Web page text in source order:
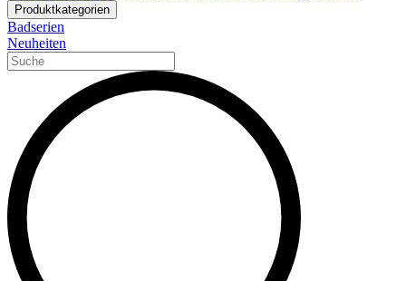
Produktkategorien
Badserien
Neuheiten